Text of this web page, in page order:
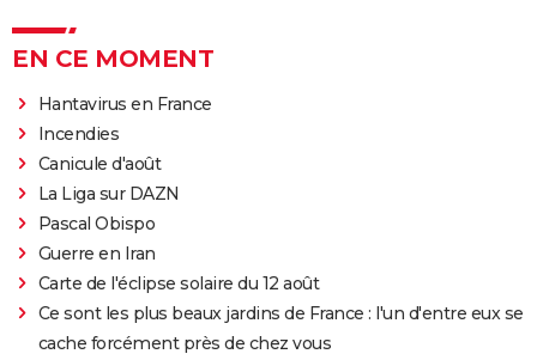
EN CE MOMENT
Hantavirus en France
Incendies
Canicule d'août
La Liga sur DAZN
Pascal Obispo
Guerre en Iran
Carte de l'éclipse solaire du 12 août
Ce sont les plus beaux jardins de France : l'un d'entre eux se
cache forcément près de chez vous